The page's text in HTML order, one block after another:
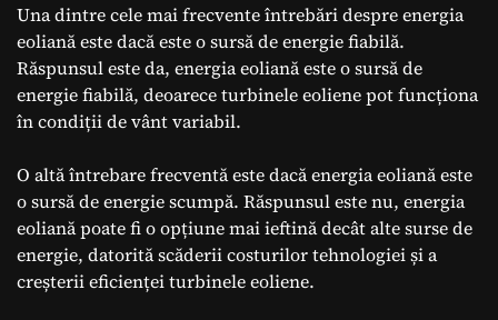
Una dintre cele mai frecvente întrebări despre energia
eoliană este dacă este o sursă de energie fiabilă.
Răspunsul este da, energia eoliană este o sursă de
energie fiabilă, deoarece turbinele eoliene pot funcționa
în condiții de vânt variabil.
O altă întrebare frecventă este dacă energia eoliană este
o sursă de energie scumpă. Răspunsul este nu, energia
eoliană poate fi o opțiune mai ieftină decât alte surse de
energie, datorită scăderii costurilor tehnologiei și a
creșterii eficienței turbinele eoliene.